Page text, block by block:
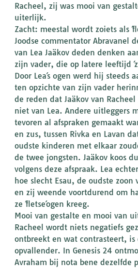
Racheel, zij was mooi van
uiterlijk.
Zacht: meestal wordt zoiets als
Joodse commentator Abravanel
van Lea Jaäkov deden denken
zijn vader, die op latere leeftijd
Door Lea´s ogen werd hij steeds
ten opzichte van zijn vader
de reden dat Jaäkov van
niet van Lea. Andere uitleggers
tevoren al afspraken gemaakt
en zus, tussen Rivka en Lavan
oudste kinderen met elkaar
de twee jongsten. Jaäkov koos
volgens deze afspraak. Lea
hoe slecht Esau, de oudste zoon
en zij weende voortdurend om
ze ´fletse´ogen kreeg.
Mooi van gestalte en mooi van
Racheel wordt niets negatiefs
ontbreekt en wat contrasteert, is
opvallender. In Genesis 24
Avraham bij nota bene dezelfde